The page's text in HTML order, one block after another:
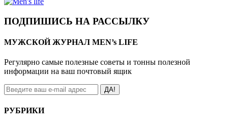
ПОДПИШИСЬ НА РАССЫЛКУ
МУЖСКОЙ ЖУРНАЛ MEN’s LIFE
Регулярно самые полезные советы и тонны полезной
информации на ваш почтовый ящик
ДА!
РУБРИКИ